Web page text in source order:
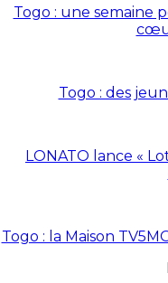
Togo : une semaine
Togo : des
LONATO lance «
Togo : la Maison